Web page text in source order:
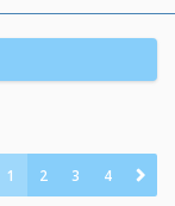
1 2 3 4